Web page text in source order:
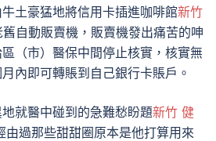
土豪猛地將信用卡插進咖啡館新竹
自動販賣機，販賣機發出痛苦的呻
（市）醫保中間停止核實，核實無
內即可轉賬到自己銀行卡賬戶。
就醫中碰到的急難愁盼題新竹 健
由過那些甜甜圈原本是他打算用來